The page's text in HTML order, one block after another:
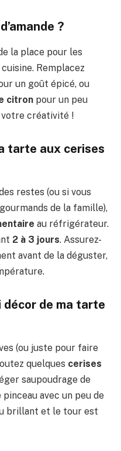
?
la place pour les
Remplacez
un goût épicé, ou
citron pour un peu
votre créativité !
tarte aux cerises
restes (ou si vous
de la famille),
au réfrigérateur.
2 à 3 jours. Assurez-
avant de la déguster,
décor de ma tarte
(ou juste pour faire
quelques cerises
saupoudrage de
avec un peu de
brillant et le tour est